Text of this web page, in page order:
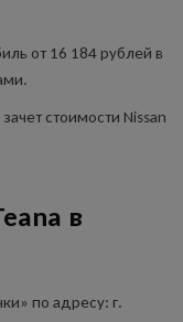
от 16 184 рублей в
стоимости Nissan
в
по адресу: г.